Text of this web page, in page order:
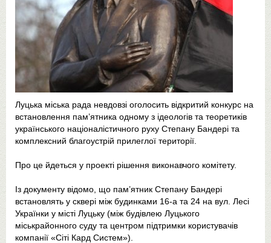
Луцька міська рада невдовзі оголосить відкритий конкурс на
встановлення пам’ятника одному з ідеологів та теоретиків
українського націоналістичного руху Степану Бандері та
комплексний благоустрій прилеглої території.
Про це йдеться у проекті рішення виконавчого комітету.
Із документу відомо, що пам’ятник Степану Бандері
встановлять у сквері між будинками 16-а та 24 на вул. Лесі
Українки у місті Луцьку (між будівлею Луцького
міськрайонного суду та центром підтримки користувачів
компанії «Сіті Кард Систем»).